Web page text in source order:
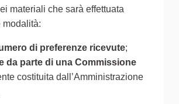
materiali che sarà effettuata
modalità:
di preferenze ricevute;
da parte di una Commissione
costituita dall’Amministrazione